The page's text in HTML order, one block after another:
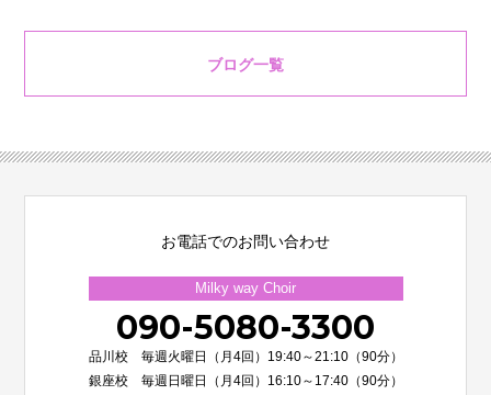
ブログ一覧
お電話でのお問い合わせ
Milky way Choir
090-5080-3300
品川校 毎週火曜日（月4回）19:40～21:10（90分）
銀座校 毎週日曜日（月4回）16:10～17:40（90分）